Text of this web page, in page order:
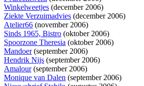
Winkelweetjes (december 2006)
Ziekte Verzuimadvies (december 2006)
Atelier66 (november 2006)
Sinds 1965, Bistro (oktober 2006)
Spoorzone Theresia (oktober 2006)
Mandoer(september 2006)
Hendrik Nijs (september 2006)
Amalour(september 2006)
Monique van Dalen (september 2006)